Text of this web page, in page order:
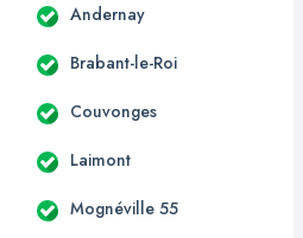
Andernay
Brabant-le-Roi
Couvonges
Laimont
Mognéville 55